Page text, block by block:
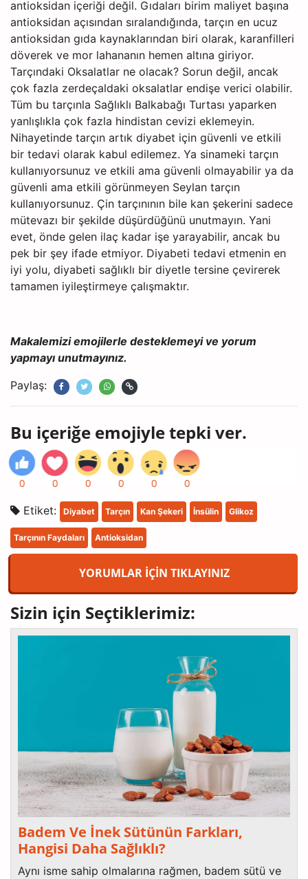
antioksidan içeriği değil. Gıdaları birim maliyet başına
antioksidan açısından sıralandığında, tarçın en ucuz
antioksidan gıda kaynaklarından biri olarak, karanfilleri
döverek ve mor lahananın hemen altına giriyor.
Tarçındaki Oksalatlar ne olacak? Sorun değil, ancak
çok fazla zerdeçaldaki oksalatlar endişe verici olabilir.
Tüm bu tarçınla Sağlıklı Balkabağı Turtası yaparken
yanlışlıkla çok fazla hindistan cevizi eklemeyin.
Nihayetinde tarçın artık diyabet için güvenli ve etkili
bir tedavi olarak kabul edilemez. Ya sinameki tarçın
kullanıyorsunuz ve etkili ama güvenli olmayabilir ya da
güvenli ama etkili görünmeyen Seylan tarçın
kullanıyorsunuz. Çin tarçınının bile kan şekerini sadece
mütevazı bir şekilde düşürdüğünü unutmayın. Yani
evet, önde gelen ilaç kadar işe yarayabilir, ancak bu
pek bir şey ifade etmiyor. Diyabeti tedavi etmenin en
iyi yolu, diyabeti sağlıklı bir diyetle tersine çevirerek
tamamen iyileştirmeye çalışmaktır.
Makalemizi emojilerle desteklemeyi ve yorum
yapmayı unutmayınız.
Paylaş:
Bu içeriğe emojiyle tepki ver.
0 0 0 0 0 0
Etiket: Diyabet Tarçın Kan Şekeri İnsülin Glikoz
Tarçının Faydaları Antioksidan
YORUMLAR İÇİN TIKLAYINIZ
Sizin için Seçtiklerimiz:
Badem Ve İnek Sütünün Farkları,
Hangisi Daha Sağlıklı?
Aynı isme sahip olmalarına rağmen, badem sütü ve